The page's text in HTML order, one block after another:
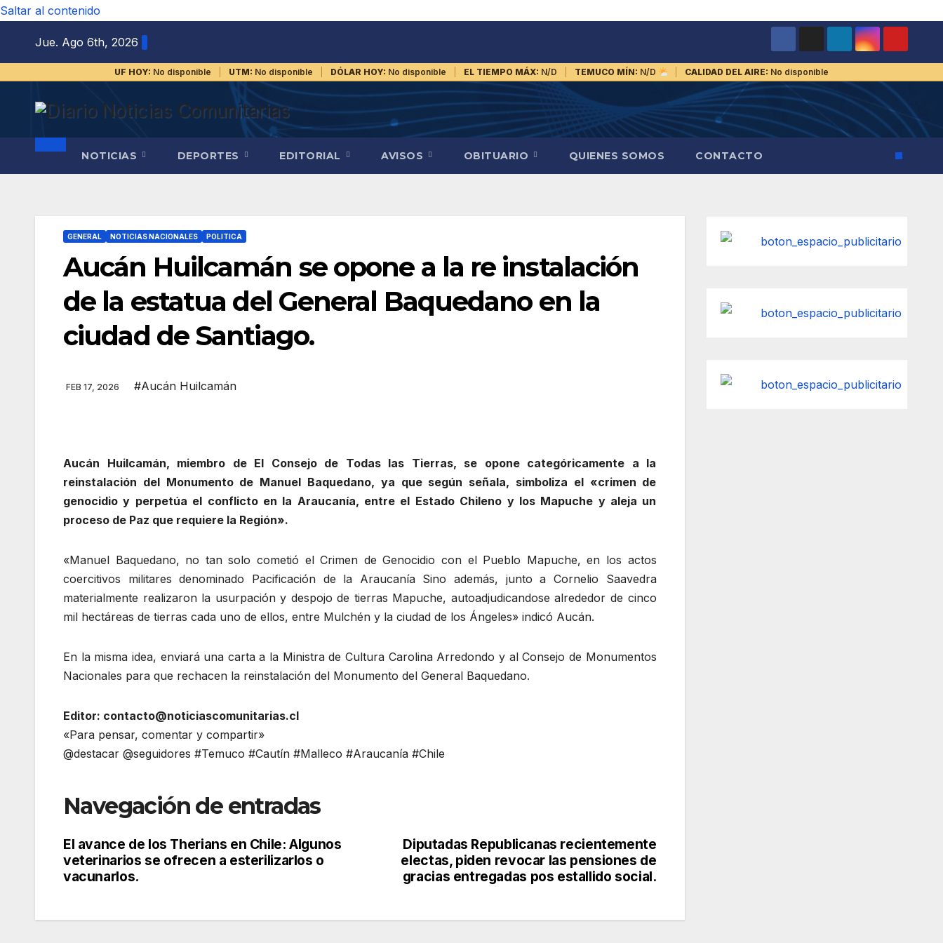
Saltar al contenido
Jue. Ago 6th, 2026
UF HOY: No disponible UTM: No disponible DÓLAR HOY: No disponible EL TIEMPO MÁX: N/D TEMUCO MÍN: N/D CALIDAD DEL AIRE: No disponible
NOTICIAS DEPORTES EDITORIAL AVISOS OBITUARIO QUIENES SOMOS CONTACTO
GENERAL NOTICIAS NACIONALES POLITICA
Aucán Huilcamán se opone a la re instalación
de la estatua del General Baquedano en la
ciudad de Santiago.
FEB 17, 2026 #Aucán Huilcamán
Aucán Huilcamán, miembro de El Consejo de Todas las Tierras, se opone categóricamente a la
reinstalación del Monumento de Manuel Baquedano, ya que según señala, simboliza el «crimen de
genocidio y perpetúa el conflicto en la Araucanía, entre el Estado Chileno y los Mapuche y aleja un
proceso de Paz que requiere la Región».
«Manuel Baquedano, no tan solo cometió el Crimen de Genocidio con el Pueblo Mapuche, en los actos
coercitivos militares denominado Pacificación de la Araucanía Sino además, junto a Cornelio Saavedra
materialmente realizaron la usurpación y despojo de tierras Mapuche, autoadjudicandose alrededor de cinco
mil hectáreas de tierras cada uno de ellos, entre Mulchén y la ciudad de los Ángeles» indicó Aucán.
En la misma idea, enviará una carta a la Ministra de Cultura Carolina Arredondo y al Consejo de Monumentos
Nacionales para que rechacen la reinstalación del Monumento del General Baquedano.
Editor: contacto@noticiascomunitarias.cl
«Para pensar, comentar y compartir»
@destacar @seguidores #Temuco #Cautín #Malleco #Araucanía #Chile
Navegación de entradas
Diputadas Republicanas recientemente
electas, piden revocar las pensiones de
gracias entregadas pos estallido social.
El avance de los Therians en Chile: Algunos
veterinarios se ofrecen a esterilizarlos o
vacunarlos.